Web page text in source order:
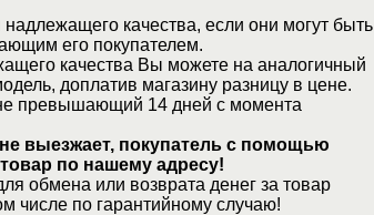
качества, если они могут быть
его покупателем.
качества Вы можете на аналогичный
доплатив магазину разницу в цене.
превышающий 14 дней с момента
выезжает, покупатель с помощью
по нашему адресу!
обмена или возврата денег за товар
числе по гарантийному случаю!